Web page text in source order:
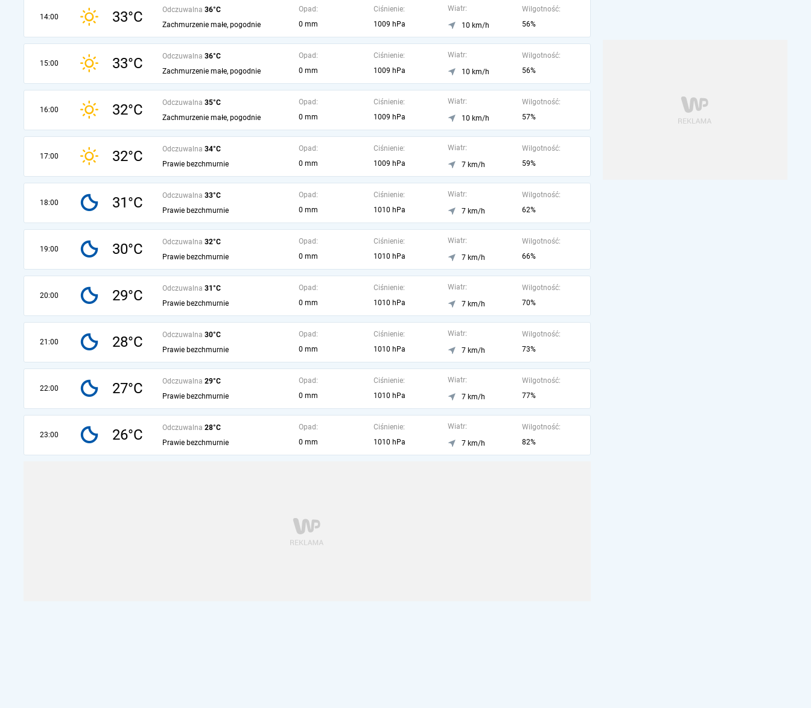
14:00 33°C Odczuwalna 36°C
Zachmurzenie małe, pogodnie
Opad:
0 mm
Ciśnienie:
1009 hPa
Wiatr:
10 km/h
Wilgotność:
56%
15:00 33°C Odczuwalna 36°C
Zachmurzenie małe, pogodnie
Opad:
0 mm
Ciśnienie:
1009 hPa
Wiatr:
10 km/h
Wilgotność:
56%
16:00 32°C Odczuwalna 35°C
Zachmurzenie małe, pogodnie
Opad:
0 mm
Ciśnienie:
1009 hPa
Wiatr:
10 km/h
Wilgotność:
57%
17:00 32°C Odczuwalna 34°C
Prawie bezchmurnie
Opad:
0 mm
Ciśnienie:
1009 hPa
Wiatr:
7 km/h
Wilgotność:
59%
18:00 31°C Odczuwalna 33°C
Prawie bezchmurnie
Opad:
0 mm
Ciśnienie:
1010 hPa
Wiatr:
7 km/h
Wilgotność:
62%
19:00 30°C Odczuwalna 32°C
Prawie bezchmurnie
Opad:
0 mm
Ciśnienie:
1010 hPa
Wiatr:
7 km/h
Wilgotność:
66%
20:00 29°C Odczuwalna 31°C
Prawie bezchmurnie
Opad:
0 mm
Ciśnienie:
1010 hPa
Wiatr:
7 km/h
Wilgotność:
70%
21:00 28°C Odczuwalna 30°C
Prawie bezchmurnie
Opad:
0 mm
Ciśnienie:
1010 hPa
Wiatr:
7 km/h
Wilgotność:
73%
22:00 27°C Odczuwalna 29°C
Prawie bezchmurnie
Opad:
0 mm
Ciśnienie:
1010 hPa
Wiatr:
7 km/h
Wilgotność:
77%
23:00 26°C Odczuwalna 28°C
Prawie bezchmurnie
Opad:
0 mm
Ciśnienie:
1010 hPa
Wiatr:
7 km/h
Wilgotność:
82%